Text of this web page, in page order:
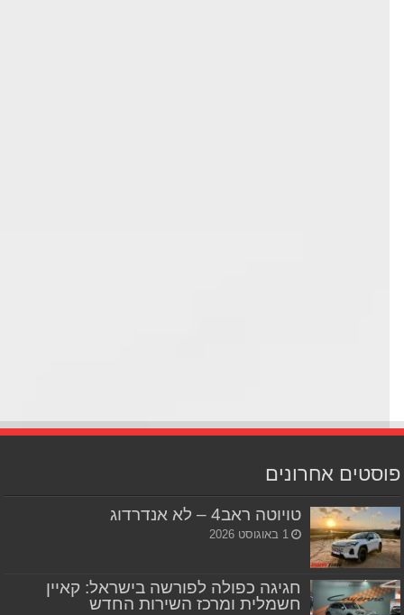
אחרונים
טויוטה ראב4 – לא אנדרדוג
1 באוגוסט 2026
חגיגה כפולה לפורשה בישראל: קאיין
חשמלית ומרכז השירות החדש